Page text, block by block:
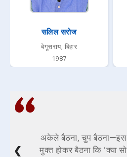
सलिल सरोज
बेगूसराय, बिहार
1987
अकेले बैठना, चुप बैठना—इस
मुक्त होकर बैठना कि ‘क्या
❮